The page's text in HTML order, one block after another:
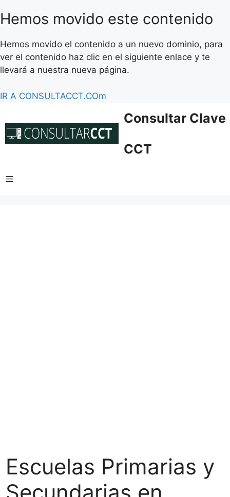
Hemos movido este contenido
Hemos movido el contenido a un nuevo dominio, para
ver el contenido haz clic en el siguiente enlace y te
llevará a nuestra nueva página.
IR A CONSULTACCT.COm
al
contenido
Consultar Clave
CCT
Menú
Escuelas Primarias y